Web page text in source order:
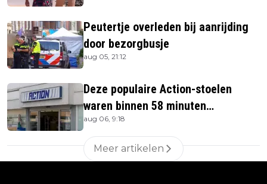
Peutertje overleden bij aanrijding
door bezorgbusje
aug 05, 21:12
Deze populaire Action-stoelen
waren binnen 58 minuten
uitverkocht zijn vandaag weer te
verkrijgen
aug 06, 9:18
Meer artikelen